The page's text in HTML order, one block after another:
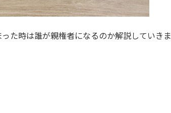
た時は誰が親権者になるのか解説していきま